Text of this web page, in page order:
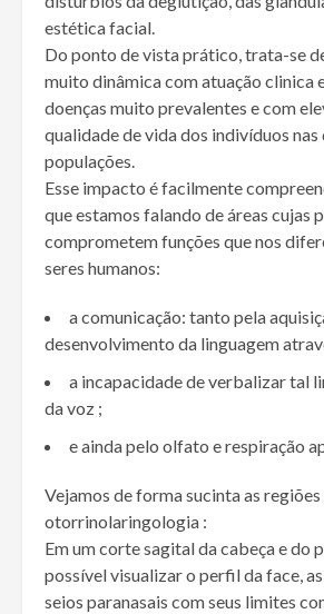
estética facial.
Do ponto de vista prático, trata-se
muito dinâmica com atuação clinica
doenças muito prevalentes e com
qualidade de vida dos indivíduos
populações.
Esse impacto é facilmente
que estamos falando de áreas cujas
comprometem funções que nos
seres humanos:
a comunicação: tanto pela
desenvolvimento da linguagem
a incapacidade de verbalizar tal
da voz ;
e ainda pelo olfato e respiração
Vejamos de forma sucinta as
otorrinolaringologia :
Em um corte sagital da cabeça e do
possível visualizar o perfil da face,
seios paranasais com seus limites